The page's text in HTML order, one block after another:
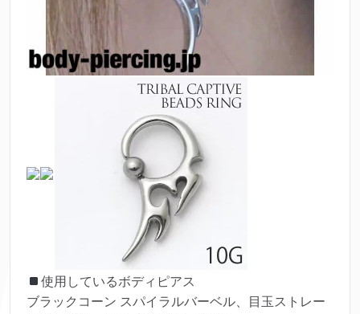
使用しているボディピアス
ブラックコーン スパイラルバーベル、目玉ストレー